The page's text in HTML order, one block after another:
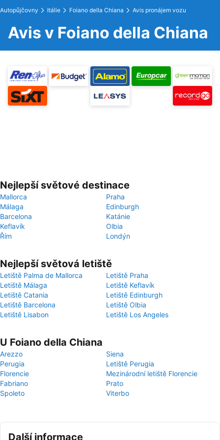
Autopůjčovny Itálie Foiano della Chiana Avis pronájem vozu
Avis v Foiano della Chiana
Nejlepší světové destinace
Mallorca
Praha
Málaga
Edinburgh
Barcelona
Katánie
Keflavík
Olbia
Řím
Londýn
Nejlepší světová letiště
Letiště Palma de Mallorca
Letiště Praha
Letiště Málaga
Letiště Keflavík
Letiště Catania
Letiště Edinburgh
Letiště Barcelona
Letiště Olbia
Letiště Lisabon
Letiště Los Angeles
U Foiano della Chiana
Arezzo
Siena
Perugia
Letiště Perugia
Florencie
Mezinárodní letiště Florencie
Fabriano
Prato
Spoleto
Viterbo
Další informace